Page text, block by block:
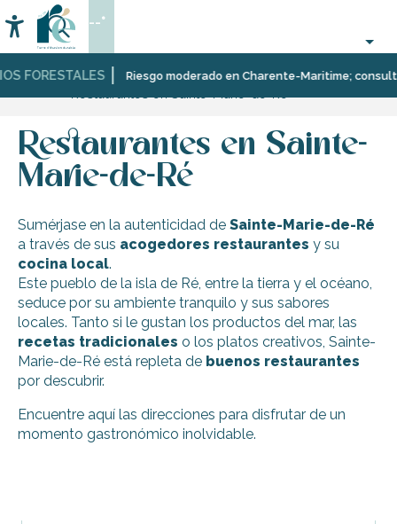
au
contenu
principal
FORESTALES Riesgo moderado en Charente-Maritime;
Accessibilité
Buscar
--°
Página Web Descubrir
Diez
multifacéticos
Sainte-
Restaurantes en Sainte-
Marie-de-Ré
Sumérjase en la autenticidad de Sainte-Marie-de-Ré
a través de sus acogedores restaurantes y su
cocina local.
Este pueblo de la isla de Ré, entre la tierra y el océano,
seduce por su ambiente tranquilo y sus sabores
locales. Tanto si le gustan los productos del mar, las
recetas tradicionales o los platos creativos, Sainte-
Marie-de-Ré está repleta de buenos restaurantes
por descubrir.
Encuentre aquí las direcciones para disfrutar de un
momento gastronómico inolvidable.